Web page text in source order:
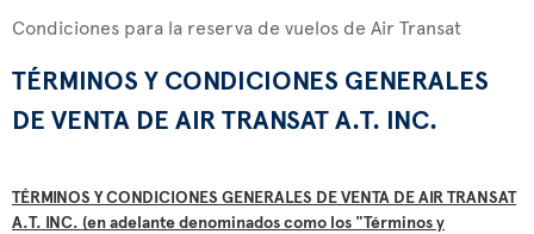
Condiciones para la reserva de vuelos de Air Transat
TÉRMINOS Y CONDICIONES GENERALES
DE VENTA DE AIR TRANSAT A.T. INC.
TÉRMINOS Y CONDICIONES GENERALES DE VENTA DE AIR TRANSAT
A.T. INC. (en adelante denominados como los "Términos y